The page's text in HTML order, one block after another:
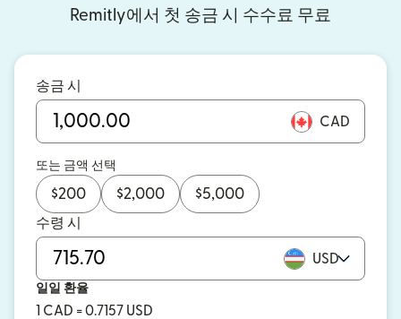
Remitly에서 첫 송금 시 수수료 무료
송금 시
CAD
또는 금액 선택
$200 $2,000 $5,000
수령 시
USD
일일 환율
1 CAD = 0.7157 USD